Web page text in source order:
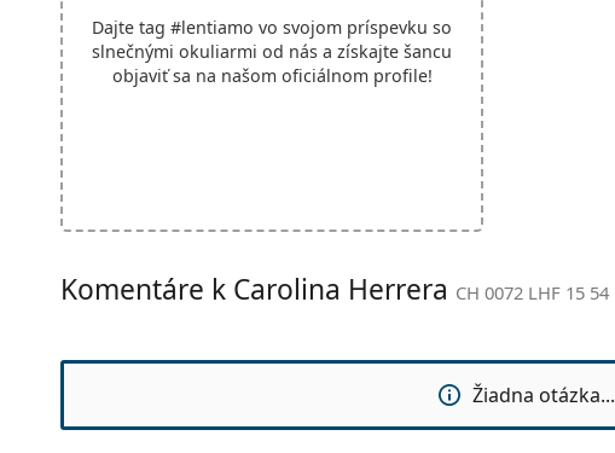
Dajte tag #lentiamo vo svojom príspevku so
slnečnými okuliarmi od nás a získajte šancu
objaviť sa na našom oficiálnom profile!
Komentáre k Carolina Herrera CH 0072 LHF 15 54
Žiadna otázka...